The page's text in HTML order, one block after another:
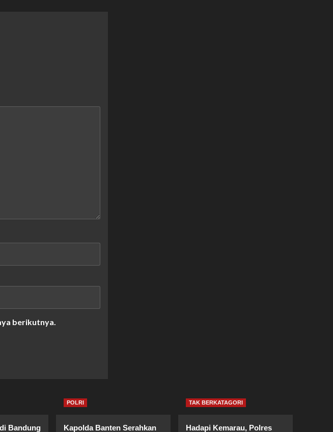
berikutnya.
Bandung
POLRI
Kapolda Banten Serahkan
TAK BERKATAGORI
Hadapi Kemarau, Polres